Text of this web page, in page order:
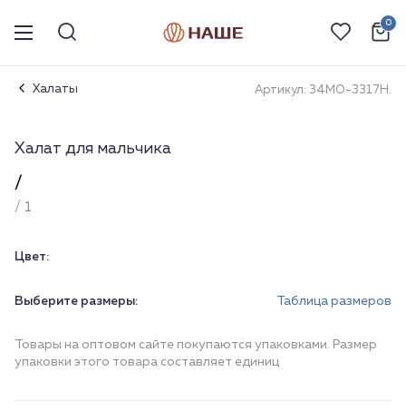
0
Халаты Артикул: 34МО-3317Н.
Халат для мальчика
/
/ 1
Цвет:
Выберите размеры: Таблица размеров
Товары на оптовом сайте покупаются упаковками. Размер
упаковки этого товара составляет единиц